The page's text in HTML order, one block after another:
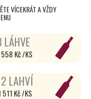
VÍCEKRÁT A VŽDY
LÁHVE
558 Kč /KS
LAHVÍ
511 Kč /KS